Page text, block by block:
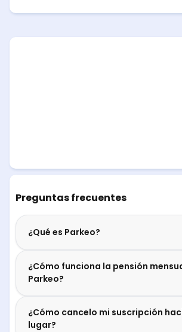
Preguntas frecuentes
¿Qué es Parkeo?
¿Cómo funciona la pensión
Parkeo?
¿Cómo cancelo mi suscripción
lugar?